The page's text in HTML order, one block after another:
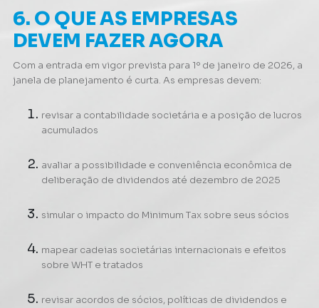
6. O QUE AS EMPRESAS
DEVEM FAZER AGORA
Com a entrada em vigor prevista para 1º de janeiro de 2026, a
janela de planejamento é curta. As empresas devem:
revisar a contabilidade societária e a posição de lucros
acumulados
avaliar a possibilidade e conveniência econômica de
deliberação de dividendos até dezembro de 2025
simular o impacto do Minimum Tax sobre seus sócios
mapear cadeias societárias internacionais e efeitos
sobre WHT e tratados
revisar acordos de sócios, políticas de dividendos e